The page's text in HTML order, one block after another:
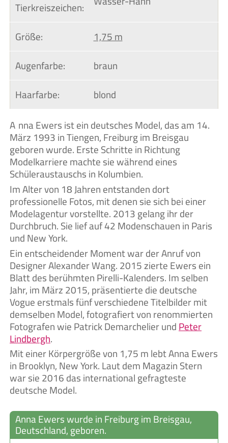
Tierkreiszeichen:
Größe:
1,75 m
Augenfarbe:
braun
Haarfarbe:
blond
Anna Ewers ist ein deutsches Model, das am 14.
März 1993 in Tiengen, Freiburg im Breisgau
geboren wurde. Erste Schritte in Richtung
Modelkarriere machte sie während eines
Schüleraustauschs in Kolumbien.
Im Alter von 18 Jahren entstanden dort
professionelle Fotos, mit denen sie sich bei einer
Modelagentur vorstellte. 2013 gelang ihr der
Durchbruch. Sie lief auf 42 Modenschauen in Paris
und New York.
Ein entscheidender Moment war der Anruf von
Designer Alexander Wang. 2015 zierte Ewers ein
Blatt des berühmten Pirelli-Kalenders. Im selben
Jahr, im März 2015, präsentierte die deutsche
Vogue erstmals fünf verschiedene Titelbilder mit
demselben Model, fotografiert von renommierten
Fotografen wie Patrick Demarchelier undPeter
Lindbergh.
Mit einer Körpergröße von 1,75 m lebt Anna Ewers
in Brooklyn, New York. Laut dem Magazin Stern
war sie 2016 das international gefragteste
deutsche Model.
Anna Ewers wurde in Freiburg im Breisgau,
Deutschland, geboren.